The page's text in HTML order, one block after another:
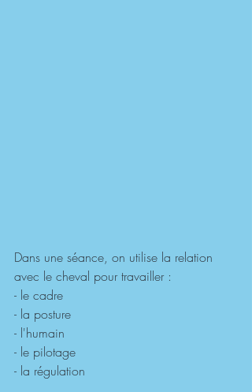
Dans une séance, on utilise la relation
avec le cheval pour travailler :
- le cadre
- la posture
- l'humain
- le pilotage
- la régulation